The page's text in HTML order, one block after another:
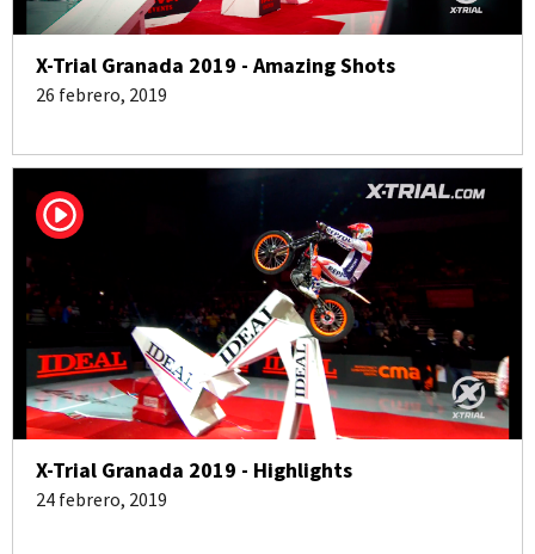
X-Trial Granada 2019 - Amazing Shots
26 febrero, 2019
X-Trial Granada 2019 - Highlights
24 febrero, 2019